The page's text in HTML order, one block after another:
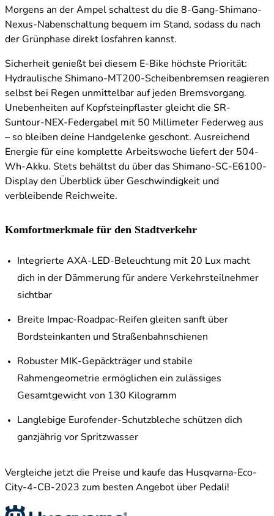
Morgens an der Ampel schaltest du die 8-Gang-Shimano-
Nexus-Nabenschaltung bequem im Stand, sodass du nach
der Grünphase direkt losfahren kannst.
Sicherheit genießt bei diesem E-Bike höchste Priorität:
Hydraulische Shimano-MT200-Scheibenbremsen reagieren
selbst bei Regen unmittelbar auf jeden Bremsvorgang.
Unebenheiten auf Kopfsteinpflaster gleicht die SR-
Suntour-NEX-Federgabel mit 50 Millimeter Federweg aus
– so bleiben deine Handgelenke geschont. Ausreichend
Energie für eine komplette Arbeitswoche liefert der 504-
Wh-Akku. Stets behältst du über das Shimano-SC-E6100-
Display den Überblick über Geschwindigkeit und
verbleibende Reichweite.
Komfortmerkmale für den Stadtverkehr
Integrierte AXA-LED-Beleuchtung mit 20 Lux macht
dich in der Dämmerung für andere Verkehrsteilnehmer
sichtbar
Breite Impac-Roadpac-Reifen gleiten sanft über
Bordsteinkanten und Straßenbahnschienen
Robuster MIK-Gepäckträger und stabile
Rahmengeometrie ermöglichen ein zulässiges
Gesamtgewicht von 130 Kilogramm
Langlebige Eurofender-Schutzbleche schützen dich
ganzjährig vor Spritzwasser
Vergleiche jetzt die Preise und kaufe das Husqvarna-Eco-
City-4-CB-2023 zum besten Angebot über Pedali!